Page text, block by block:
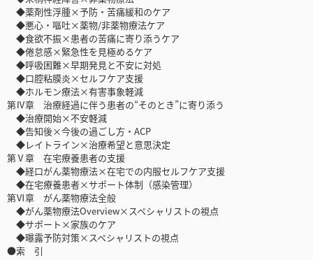
◆薬剤性浮腫×予防・苦痛緩和のケア
◆悪心・嘔吐×薬物/非薬物療法ケア
◆食欲不振×患者の苦痛に寄り添うケア
◆倦怠感×緊急性を見極めるケア
◆呼吸困難×早期発見と不安に対処
◆口腔粘膜炎×セルフケア支援
◆ホルモン療法×有害事象軽減
第Ⅳ章 治療経過に伴う患者の“そのとき”に寄り添う
◆治療開始×不安軽減
◆告知後×今後の過ごし方・ACP
◆レイトライン×治療希望と意思決定
第Ⅴ章 在宅療養患者の支援
◆経口がん薬物療法×在宅での内服セルフケア支援
◆在宅療養患者×サポート体制（感染管理）
第Ⅵ章 がん薬物療法全般
◆がん薬物療法Overview×スペシャリストの視点
◆サポート×家族のケア
◆曝露予防対策×スペシャリストの視点
●索 引